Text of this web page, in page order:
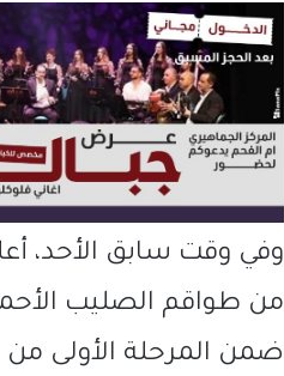
من طواقم الصليب
ضمن المرحلة الأولى